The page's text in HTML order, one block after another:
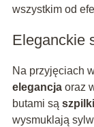
wszystkim od
Eleganckie
Na przyjęciach
elegancjaoraz
butami są szpilki
wysmuklają